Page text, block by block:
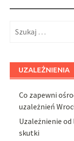
UZALEŻNIENIA
Co zapewni
uzależnień
Uzależnienie
skutki